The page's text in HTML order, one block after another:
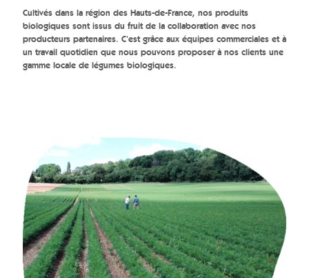
Cultivés dans la région des Hauts-de-France, nos produits
biologiques sont issus du fruit de la collaboration avec nos
producteurs partenaires. C’est grâce aux équipes commerciales et à
un travail quotidien que nous pouvons proposer à nos clients une
gamme locale de légumes biologiques.